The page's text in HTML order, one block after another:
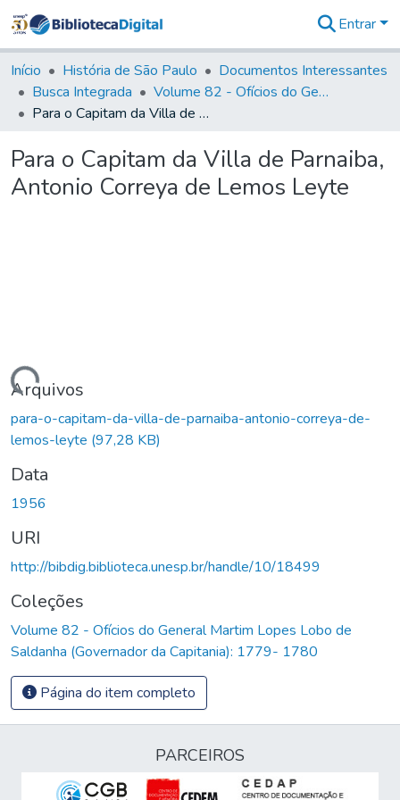
&
Coleções
Tudo na
Biblioteca
Estatísticas
Entrar
Início História de São Paulo
Documentos Interessantes
Busca Integrada
Volume 82 - Ofícios do General Martim Lopes Lobo de Saldanha (Governador da Capitania): 1779- 1780
Para o Capitam da Villa de Parnaiba, Antonio Correya de Lemos Leyte
Para o Capitam da Villa de Parnaiba,
Antonio Correya de Lemos Leyte
Carregando...
Arquivos
para-o-capitam-da-villa-de-parnaiba-antonio-correya-de-
lemos-leyte (97,28 KB)
Data
1956
URI
http://bibdig.biblioteca.unesp.br/handle/10/18499
Coleções
Volume 82 - Ofícios do General Martim Lopes Lobo de
Saldanha (Governador da Capitania): 1779- 1780
Página do item completo
PARCEIROS